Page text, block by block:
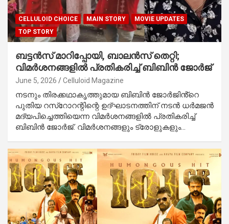
CELLULOID CHOICE MAIN STORY
MOVIE UPDATES
TOP STORY
ബട്ടൻസ് മാറിപ്പോയി, ബാലൻസ് തെറ്റി;
വിമർശനങ്ങളിൽ പ്രതികരിച്ച് ബിബിൻ ജോർജ്
June 5, 2026 Celluloid Magazine
നടനും തിരക്കഥാകൃത്തുമായ ബിബിൻ ജോർജിൻ്റെ
പുതിയ റസ്റോറന്റിന്റെ ഉദ്ഘാടനത്തിന് നടൻ ധർമജൻ
മദ്യപിച്ചെത്തിയെന്ന വിമർശനങ്ങളിൽ പ്രതികരിച്ച്
ബിബിൻ ജോർജ്. വിമർശനങ്ങളും ട്രോളുകളും…